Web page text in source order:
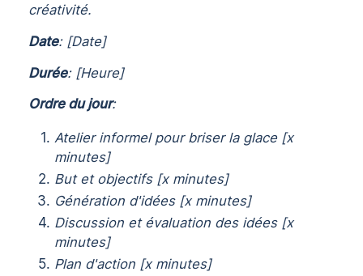
créativité.
Date: [Date]
Durée: [Heure]
Ordre du jour:
Atelier informel pour briser la glace [x
minutes]
But et objectifs [x minutes]
Génération d'idées [x minutes]
Discussion et évaluation des idées [x
minutes]
Plan d'action [x minutes]